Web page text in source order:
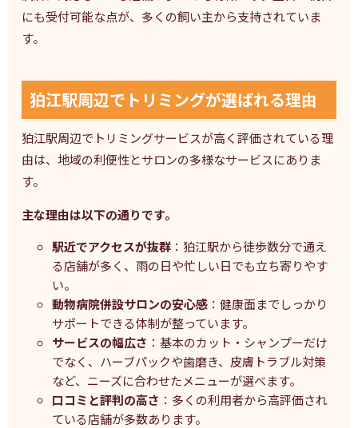
にも受付可能な点が、多くの飼い主から支持されていま
す。
狛江駅周辺でトリミングが選ばれる理由
狛江駅周辺でトリミングサービスが高く評価されている理
由は、地域の利便性とサロンの多様なサービスにありま
す。
主な理由は以下の通りです。
駅近でアクセスが抜群：狛江駅から徒歩数分で通え
る店舗が多く、雨の日や忙しい日でも立ち寄りやす
い。
動物病院併設サロンの安心感：健康面までしっかり
サポートできる体制が整っています。
サービスの幅広さ ：基本のカット・シャンプーだけ
でなく、ハーブパックや歯磨き、皮膚トラブル対策
など、ニーズに合わせたメニューが選べます。
口コミと評判の高さ ：多くの利用者から高評価され
ている店舗が多数あります。